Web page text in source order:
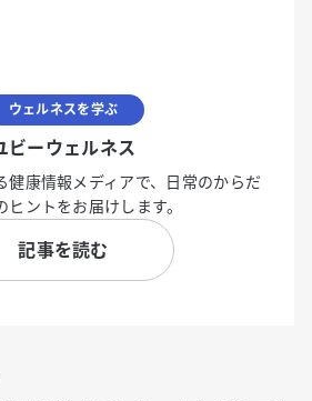
ウェルネスを学ぶ
ビーウェルネス
健康情報メディアで、日常のからだ
ントをお届けします。
記事を読む